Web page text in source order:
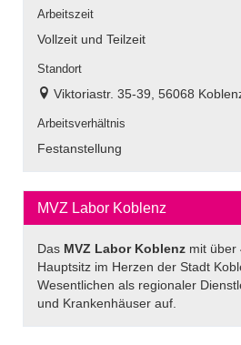
Arbeitszeit
Vollzeit und Teilzeit
Standort
Viktoriastr. 35-39, 56068
Arbeitsverhältnis
Festanstellung
MVZ Labor Koblenz
Das MVZ Labor Koblenz mit über
Hauptsitz im Herzen der Stadt
Wesentlichen als regionaler
und Krankenhäuser auf.